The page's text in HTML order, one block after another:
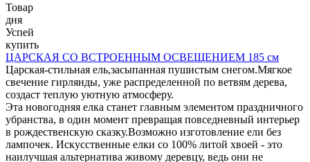
Товар
дня
Успей
купить
ЦАРСКАЯ СО ВСТРОЕННЫМ ОСВЕЩЕНИЕМ 185 см
Царская-стильная ель,засыпанная пушистым снегом.Мягкое
свечение гирлянды, уже распределенной по ветвям дерева,
создаст теплую уютную атмосферу.
Эта новогодняя елка станет главным элементом праздничного
убранства, в один момент превращая повседневный интерьер
в рождественскую сказку.Возможно изготовление ели без
лампочек. Искусственные елки со 100% литой хвоей - это
наилучшая альтернатива живому деревцу, ведь они не